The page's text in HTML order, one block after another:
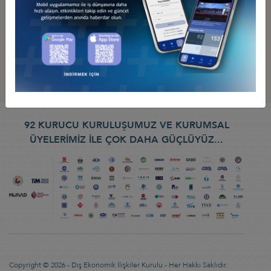
92 KURUCU KURULUŞUMUZ VE KURUMSAL
ÜYELERİMİZ İLE ÇOK DAHA GÜÇLÜYÜZ...
Copyright © 2026 - Dış Ekonomik İlişkiler Kurulu - Her Hakkı Saklıdır.